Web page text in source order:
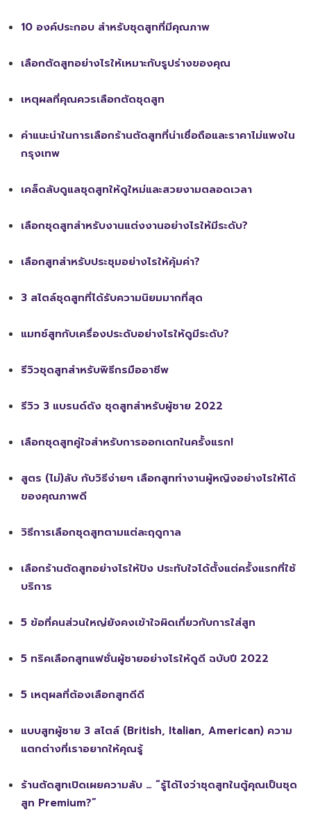
10 องค์ประกอบ สำหรับชุดสูทที่มีคุณภาพ
เลือกตัดสูทอย่างไรให้เหมาะกับรูปร่างของคุณ
เหตุผลที่คุณควรเลือกตัดชุดสูท
คำแนะนำในการเลือกร้านตัดสูทที่น่าเชื่อถือและราคาไม่แพงใน
กรุงเทพ
เคล็ดลับดูแลชุดสูทให้ดูใหม่และสวยงามตลอดเวลา
เลือกชุดสูทสำหรับงานแต่งงานอย่างไรให้มีระดับ?
เลือกสูทสำหรับประชุมอย่างไรให้คุ้มค่า?
3 สไตล์ชุดสูทที่ได้รับความนิยมมากที่สุด
แมทช์สูทกับเครื่องประดับอย่างไรให้ดูมีระดับ?
รีวิวชุดสูทสำหรับพิธีกรมืออาชีพ
รีวิว 3 แบรนด์ดัง ชุดสูทสำหรับผู้ชาย 2022
เลือกชุดสูทคู่ใจสำหรับการออกเดทในครั้งแรก!
สูตร (ไม่)ลับ กับวิธีง่ายๆ เลือกสูททำงานผู้หญิงอย่างไรให้ได้
ของคุณภาพดี
วิธีการเลือกชุดสูทตามแต่ละฤดูกาล
เลือกร้านตัดสูทอย่างไรให้ปัง ประทับใจได้ตั้งแต่ครั้งแรกที่ใช้
บริการ
5 ข้อที่คนส่วนใหญ่ยังคงเข้าใจผิดเกี่ยวกับการใส่สูท
5 ทริคเลือกสูทแฟชั่นผู้ชายอย่างไรให้ดูดี ฉบับปี 2022
5 เหตุผลที่ต้องเลือกสูทดีดี
แบบสูทผู้ชาย 3 สไตล์ (British, Italian, American) ความ
แตกต่างที่เราอยากให้คุณรู้
ร้านตัดสูทเปิดเผยความลับ … “รู้ได้ไงว่าชุดสูทในตู้คุณเป็นชุด
สูท Premium?”